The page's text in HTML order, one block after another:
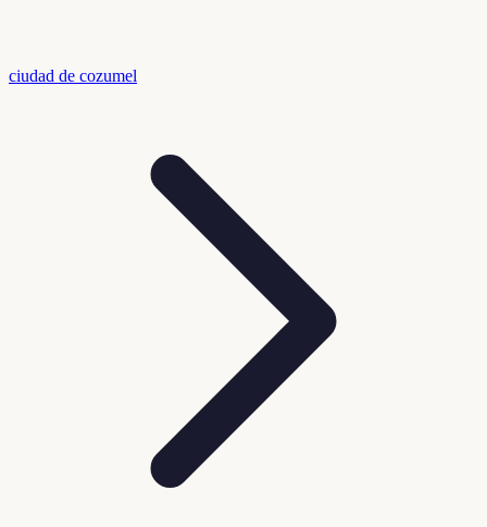
ciudad de cozumel